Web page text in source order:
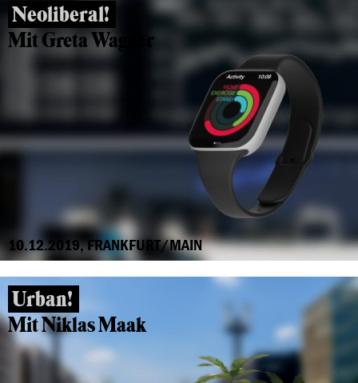
Neoliberal!
Mit Greta Wagner
10.12.2019, FRANKFURT/MAIN
Urban!
Mit Niklas Maak